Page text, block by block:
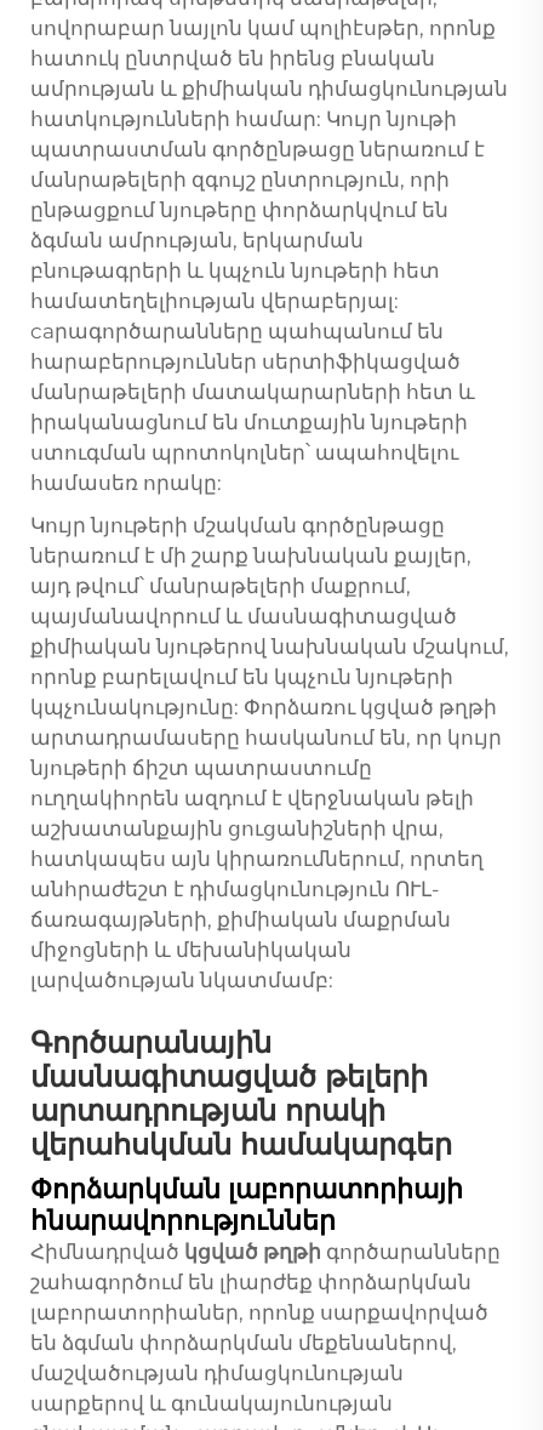
սովորաբար նայլոն կամ պոլիէսթեր, որոնք
հատուկ ընտրված են իրենց բնական
ամրության և քիմիական դիմացկունության
հատկությունների համար: Կույր նյութի
պատրաստման գործընթացը ներառում է
մանրաթելերի զգույշ ընտրություն, որի
ընթացքում նյութերը փորձարկվում են
ձգման ամրության, երկարման
բնութագրերի և կպչուն նյութերի հետ
համատեղելիության վերաբերյալ:
caրագործարանները պահպանում են
հարաբերություններ սերտիֆիկացված
մանրաթելերի մատակարարների հետ և
իրականացնում են մուտքային նյութերի
ստուգման պրոտոկոլներ՝ ապահովելու
համասեռ որակը:
Կույր նյութերի մշակման գործընթացը
ներառում է մի շարք նախնական քայլեր,
այդ թվում՝ մանրաթելերի մաքրում,
պայմանավորում և մասնագիտացված
քիմիական նյութերով նախնական մշակում,
որոնք բարելավում են կպչուն նյութերի
կպչունակությունը: Փորձառու կցված թղթի
արտադրամասերը հասկանում են, որ կույր
նյութերի ճիշտ պատրաստումը
ուղղակիորեն ազդում է վերջնական թելի
աշխատանքային ցուցանիշների վրա,
հատկապես այն կիրառումներում, որտեղ
անհրաժեշտ է դիմացկունություն ՈՒԼ-
ճառագայթների, քիմիական մաքրման
միջոցների և մեխանիկական
լարվածության նկատմամբ:
Գործարանային
մասնագիտացված թելերի
արտադրության որակի
վերահսկման համակարգեր
Փորձարկման լաբորատորիայի
հնարավորություններ
Հիմնադրված կցված թղթի գործարանները
շահագործում են լիարժեք փորձարկման
լաբորատորիաներ, որոնք սարքավորված
են ձգման փորձարկման մեքենաներով,
մաշվածության դիմացկունության
սարքերով և գունակայունության